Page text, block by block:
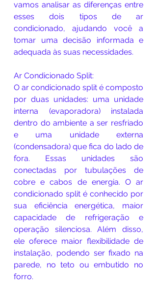
vamos analisar as diferenças entre
esses dois tipos de ar
condicionado, ajudando você a
tomar uma decisão informada e
adequada às suas necessidades.
Ar Condicionado Split:
O ar condicionado split é composto
por duas unidades: uma unidade
interna (evaporadora) instalada
dentro do ambiente a ser resfriado
e uma unidade externa
(condensadora) que fica do lado de
fora. Essas unidades são
conectadas por tubulações de
cobre e cabos de energia. O ar
condicionado split é conhecido por
sua eficiência energética, maior
capacidade de refrigeração e
operação silenciosa. Além disso,
ele oferece maior flexibilidade de
instalação, podendo ser fixado na
parede, no teto ou embutido no
forro.